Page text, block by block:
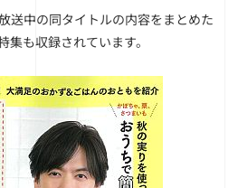
送中の同タイトルの内容をまとめた
も収録されています。